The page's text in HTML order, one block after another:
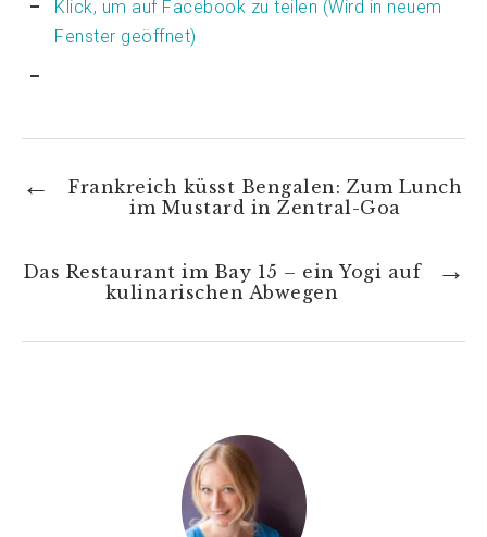
Klick, um auf Facebook zu teilen (Wird in neuem
Fenster geöffnet)
Frankreich küsst Bengalen: Zum Lunch
im Mustard in Zentral-Goa
Das Restaurant im Bay 15 – ein Yogi auf
kulinarischen Abwegen